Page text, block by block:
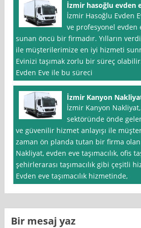
İzmir hasoğlu evden
İzmir Hasoğlu Evden
ve profesyonel evden
sunan öncü bir firmadır. Yılların
ile müşterilerimize en iyi hizmeti
Evinizi taşımak zorlu bir süreç
Evden Eve ile bu süreci
İzmir Kanyon
İzmir Kanyon Nakliyat,
sektöründe önde
ve güvenilir hizmet anlayışı ile
zaman ön planda tutan bir firma
Nakliyat, evden eve taşımacılık, ofis
şehirlerarası taşımacılık gibi çeşitli
Evden eve taşımacılık hizmetinde,
Bir mesaj yaz